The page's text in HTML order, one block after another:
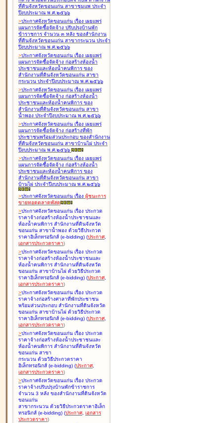
ที่ดินจังหวัดขอนแก่น สาขาชุมแพ ประจำ
ปีงบประมาณ พ.ศ.๒๕๖๖
>ประกาศจังหวัดขอนแก่น เรื่อง เผยแพร่
แผนการจัดซื้อจัดจ้าง ปรับปรุงบ้านพัก
ข้าราชการ จำนวน ๓ หลัง ของสำนักงาน
ที่ดินจังหวัดขอนแก่น สาขากระนวน ประจำ
ปีงบประมาณ พ.ศ.๒๕๖๖
>ประกาศจังหวัดขอนแก่น เรื่อง เผยแพร่
แผนการจัดซื้อจัดจ้าง ก่อสร้างห้องน้ำ
ประชาชนและห้องน้ำคนพิการ ของ
สำนักงานที่ดินจังหวัดขอนแก่น สาขา
กระนวน ประจำปีงบประมาณ พ.ศ.๒๕๖๖
>ประกาศจังหวัดขอนแก่น เรื่อง เผยแพร่
แผนการจัดซื้อจัดจ้าง ก่อสร้างห้องน้ำ
ประชาชนและห้องน้ำคนพิการ ของ
สำนักงานที่ดินจังหวัดขอนแก่น สาขา
น้ำพอง ประจำปีงบประมาณ พ.ศ.๒๕๖๖
>ประกาศจังหวัดขอนแก่น เรื่อง เผยแพร่
แผนการจัดซื้อจัดจ้าง ก่อสร้างที่พัก
ประชาชนพร้อมส่วนประกอบ ของสำนักงาน
ที่ดินจังหวัดขอนแก่น สาขาบ้านไผ่ ประจำ
ปีงบประมาณ พ.ศ.๒๕๖๖
>ประกาศจังหวัดขอนแก่น เรื่อง เผยแพร่
แผนการจัดซื้อจัดจ้าง ก่อสร้างห้องน้ำ
ประชาชนและห้องน้ำคนพิการ ของ
สำนักงานที่ดินจังหวัดขอนแก่น สาขา
บ้านไผ่ ประจำปีงบประมาณ พ.ศ.๒๕๖๖
>ประกาศจังหวัดขอนแก่น เรื่อง ผู้ชนะการ
ขายทอดตลาดพัสดุ
>ประกาศจังหวัดขอนแก่น เรื่อง ประกวด
ราคาจ้างก่อสร้างห้องน้ำประชาชนและ
ห้องน้ำคนพิการ สำนักงานที่ดินจังหวัด
ขอนแก่น สาขาน้ำพอง ด้วยวิธีประกวด
ราคาอิเล็กทรอนิกส์ (e-bidding) (ประกาศ,
เอกสารประกวดราคา)
>ประกาศจังหวัดขอนแก่น เรื่อง ประกวด
ราคาจ้างก่อสร้างห้องน้ำประชาชนและ
ห้องน้ำคนพิการ สำนักงานที่ดินจังหวัด
ขอนแก่น สาขาบ้านไผ่ ด้วยวิธีประกวด
ราคาอิเล็กทรอนิกส์ (e-bidding) (ประกาศ,
เอกสารประกวดราคา)
>ประกาศจังหวัดขอนแก่น เรื่อง ประกวด
ราคาจ้างก่อสร้างศาลาที่พักประชาชน
พร้อมส่วนประกอบ สำนักงานที่ดินจังหวัด
ขอนแก่น สาขาบ้านไผ่ ด้วยวิธีประกวด
ราคาอิเล็กทรอนิกส์ (e-bidding) (ประกาศ,
เอกสารประกวดราคา)
>ประกาศจังหวัดขอนแก่น เรื่อง ประกวด
ราคาจ้างก่อสร้างห้องน้ำประชาชนและ
ห้องน้ำคนพิการ สำนักงานที่ดินจังหวัด
ขอนแก่น สาขา
กระนวน ด้วยวิธีประกวดราคา
อิเล็กทรอนิกส์ (e-bidding) (ประกาศ,
เอกสารประกวดราคา)
>ประกาศจังหวัดขอนแก่น เรื่อง ประกวด
ราคาจ้างปรับปรุงบ้านพักข้าราชการ
จำนวน 3 หลัง ของสำนักงานที่ดินจังหวัด
ขอนแก่น
สาขากระนวน ด้วยวิธีประกวดราคาอิเล็ก
ทรอนิกส์ (e-bidding) (ประกาศ, เอกสาร
ประกวดราคา)